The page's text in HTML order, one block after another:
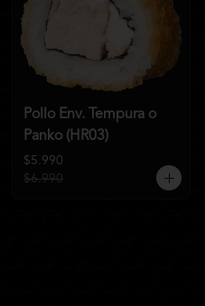
Pollo Env. Tempura o
Panko (HR03)
$5.990
$6.990